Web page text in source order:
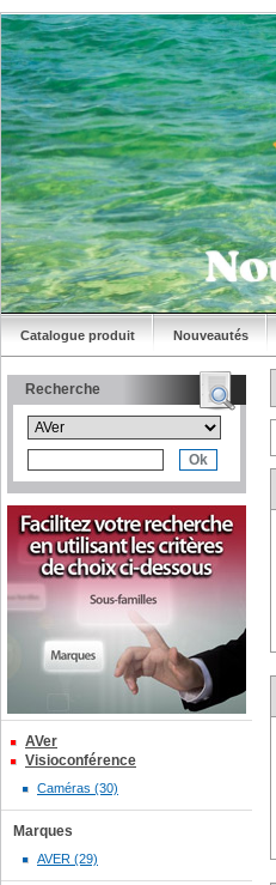
Catalogue produit Nouveautés
Recherche
AVer
Visioconférence
Caméras (30)
Marques
AVER (29)